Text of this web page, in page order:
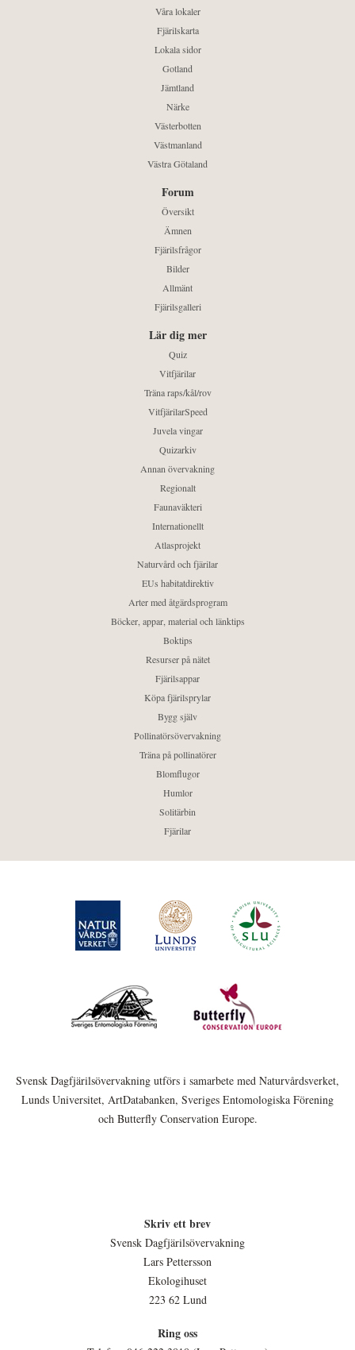
Våra lokaler
Fjärilskarta
Lokala sidor
Gotland
Jämtland
Närke
Västerbotten
Västmanland
Västra Götaland
Forum
Översikt
Ämnen
Fjärilsfrågor
Bilder
Allmänt
Fjärilsgalleri
Lär dig mer
Quiz
Vitfjärilar
Träna raps/kål/rov
VitfjärilarSpeed
Juvela vingar
Quizarkiv
Annan övervakning
Regionalt
Faunaväkteri
Internationellt
Atlasprojekt
Naturvård och fjärilar
EUs habitatdirektiv
Arter med åtgärdsprogram
Böcker, appar, material och länktips
Boktips
Resurser på nätet
Fjärilsappar
Köpa fjärilsprylar
Bygg själv
Pollinatörsövervakning
Träna på pollinatörer
Blomflugor
Humlor
Solitärbin
Fjärilar
Svensk Dagfjärilsövervakning utförs i samarbete med Naturvårdsverket,
Lunds Universitet, ArtDatabanken, Sveriges Entomologiska Förening
och Butterfly Conservation Europe.
Skriv ett brev
Svensk Dagfjärilsövervakning
Lars Pettersson
Ekologihuset
223 62 Lund
Ring oss